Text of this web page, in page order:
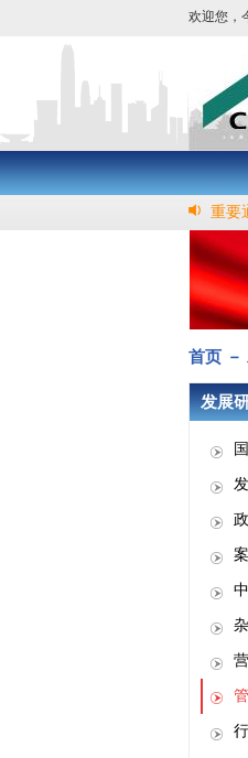
欢迎您，
重要
首页 －
发展